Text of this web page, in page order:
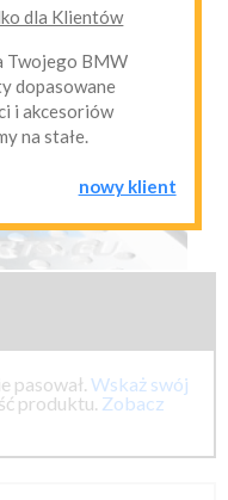
dla Klientów
Twojego BMW
dopasowane
i akcesoriów
na stałe.
nowy klient
pasował. Wskaż swój
produktu. Zobacz